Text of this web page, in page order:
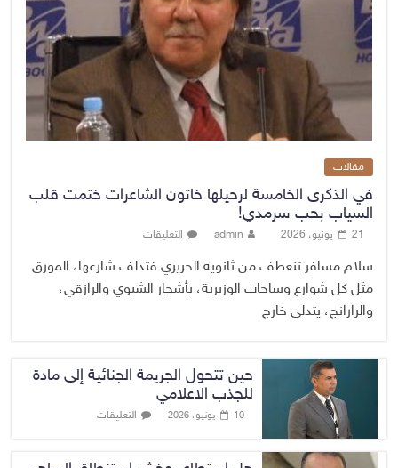
مقالات
في الذكرى الخامسة لرحيلها خاتون الشاعرات ختمت قلب
السياب بحب سرمدي!
21 يونيو، 2026 admin التعليقات
سلام مسافر تنعطف من ثانوية الحريري فتدلف شارعها، المورق
مثل كل شوارع وساحات الوزيرية، بأشجار الشبوي والرازقي،
والرارانج، يتدلى خارج
حين تتحول الجريمة الجنائية إلى مادة
للجذب الاعلامي
10 يونيو، 2026 التعليقات